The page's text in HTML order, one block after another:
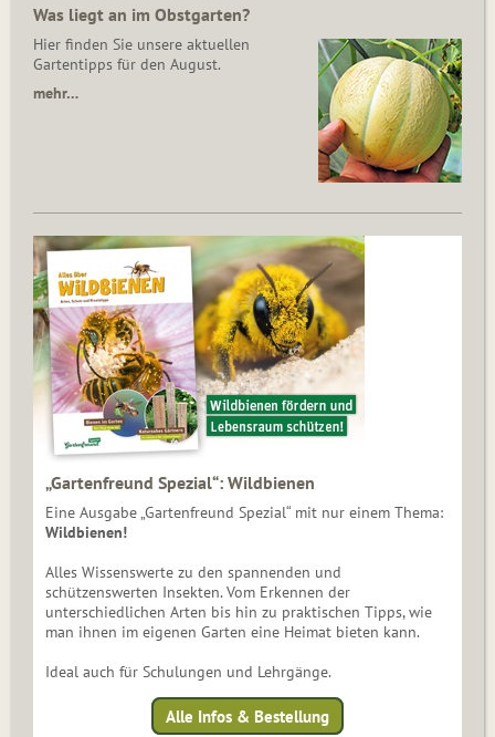
Was liegt an im Obstgarten?
Hier finden Sie unsere aktuellen
Gartentipps für den August.
mehr…
„Gartenfreund Spezial“: Wildbienen
Eine Ausgabe „Gartenfreund Spezial“ mit nur einem Thema:
Wildbienen!
Alles Wissenswerte zu den spannenden und
schützenswerten Insekten. Vom Erkennen der
unterschiedlichen Arten bis hin zu praktischen Tipps, wie
man ihnen im eigenen Garten eine Heimat bieten kann.
Ideal auch für Schulungen und Lehrgänge.
Alle Infos & Bestellung